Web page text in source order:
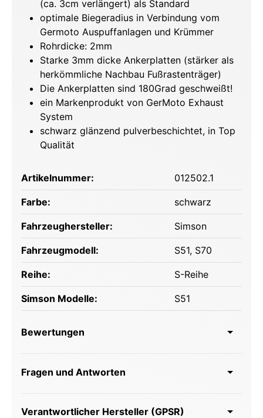
(ca. 3cm verlängert) als Standard
optimale Biegeradius in Verbindung vom
Germoto Auspuffanlagen und Krümmer
Rohrdicke: 2mm
Starke 3mm dicke Ankerplatten (stärker als
herkömmliche Nachbau Fußrastenträger)
Die Ankerplatten sind 180Grad geschweißt!
ein Markenprodukt von GerMoto Exhaust
System
schwarz glänzend pulverbeschichtet, in Top
Qualität
Artikelnummer: 012502.1
Farbe: schwarz
Fahrzeughersteller: Simson
Fahrzeugmodell: S51, S70
Reihe: S-Reihe
Simson Modelle: S51
Bewertungen
Fragen und Antworten
Verantwortlicher Hersteller (GPSR)